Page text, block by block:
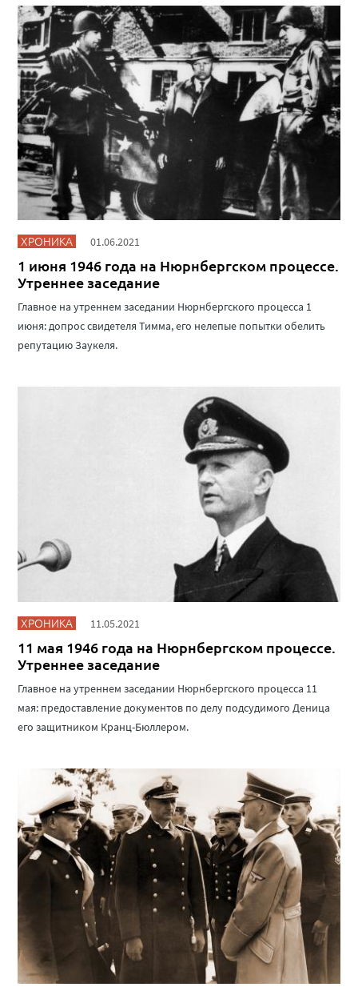
ХРОНИКА 01.06.2021
1 июня 1946 года на Нюрнбергском процессе.
Утреннее заседание
Главное на утреннем заседании Нюрнбергского процесса 1
июня: допрос свидетеля Тимма, его нелепые попытки обелить
репутацию Заукеля.
ХРОНИКА 11.05.2021
11 мая 1946 года на Нюрнбергском процессе.
Утреннее заседание
Главное на утреннем заседании Нюрнбергского процесса 11
мая: предоставление документов по делу подсудимого Деница
его защитником Кранц-Бюллером.